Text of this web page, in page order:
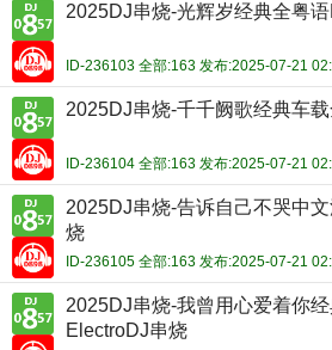
2025DJ串烧-光辉岁经典全粤
ID-236103 全部:163 发布:2025-07-21
2025DJ串烧-千千阙歌经典车
ID-236104 全部:163 发布:2025-07-21
2025DJ串烧-告诉自己不哭中
烧
ID-236105 全部:163 发布:2025-07-21
2025DJ串烧-我曾用心爱着你
ElectroDJ串烧